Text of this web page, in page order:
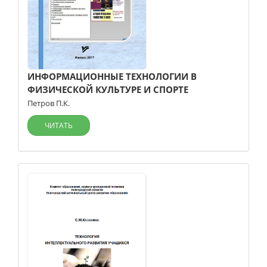
ИНФОРМАЦИОННЫЕ ТЕХНОЛОГИИ В
ФИЗИЧЕСКОЙ КУЛЬТУРЕ И СПОРТЕ
Петров П.К.
ЧИТАТЬ